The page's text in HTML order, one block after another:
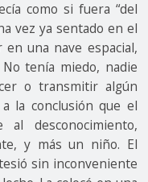
como si fuera “del
vez ya sentado en el
una nave espacial,
tenía miedo, nadie
o transmitir algún
la conclusión que el
desconocimiento,
y más un niño. El
sin inconveniente